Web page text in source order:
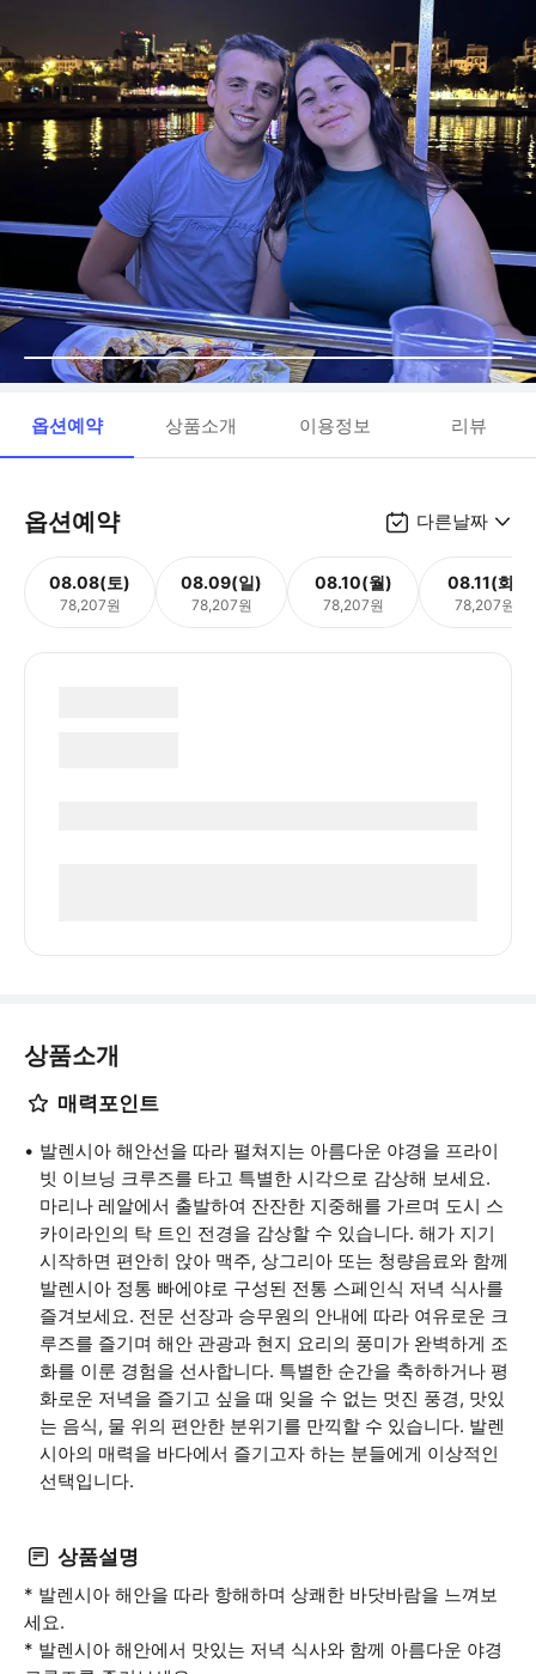
옵션예약 상품소개 이용정보 리뷰
옵션예약 다른날짜
08.08(토)
78,207원
08.09(일)
78,207원
08.10(월)
78,207원
08.11(화)
78,207원
상품소개
매력포인트
발렌시아 해안선을 따라 펼쳐지는 아름다운 야경을 프라이
빗 이브닝 크루즈를 타고 특별한 시각으로 감상해 보세요.
마리나 레알에서 출발하여 잔잔한 지중해를 가르며 도시 스
카이라인의 탁 트인 전경을 감상할 수 있습니다. 해가 지기
시작하면 편안히 앉아 맥주, 상그리아 또는 청량음료와 함께
발렌시아 정통 빠에야로 구성된 전통 스페인식 저녁 식사를
즐겨보세요. 전문 선장과 승무원의 안내에 따라 여유로운 크
루즈를 즐기며 해안 관광과 현지 요리의 풍미가 완벽하게 조
화를 이룬 경험을 선사합니다. 특별한 순간을 축하하거나 평
화로운 저녁을 즐기고 싶을 때 잊을 수 없는 멋진 풍경, 맛있
는 음식, 물 위의 편안한 분위기를 만끽할 수 있습니다. 발렌
시아의 매력을 바다에서 즐기고자 하는 분들에게 이상적인
선택입니다.
상품설명
* 발렌시아 해안을 따라 항해하며 상쾌한 바닷바람을 느껴보
세요.
* 발렌시아 해안에서 맛있는 저녁 식사와 함께 아름다운 야경